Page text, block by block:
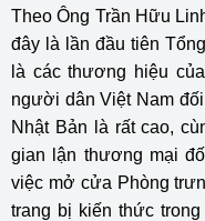
Theo Ông Trần Hữu
đây là lần đầu tiên
là các thương hiệu
người dân Việt Nam
Nhật Bản là rất cao,
gian lận thương mại
việc mở cửa Phòng
trang bị kiến thức